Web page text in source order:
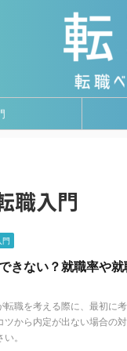
職入門
門
きない？就職率や
転職を考える際に、最初に
ツから内定が出ない場合の
。